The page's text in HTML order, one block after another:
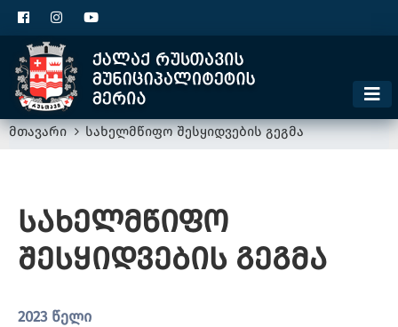
მთავარი სახელმწიფო შესყიდვების გეგმა
სახელმწიფო
შესყიდვების გეგმა
2023 წელი